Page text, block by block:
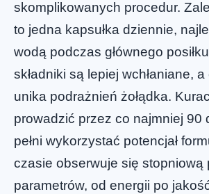
skomplikowanych procedur.
to jedna kapsułka dziennie,
wodą podczas głównego
składniki są lepiej wchłaniane,
unika podrażnień żołądka.
prowadzić przez co najmniej 90
pełni wykorzystać potencjał
czasie obserwuje się stopniową
parametrów, od energii po